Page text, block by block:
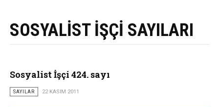
SOSYALİST İŞÇİ SAYILARI
Sosyalist İşçi 424. sayı
SAYILAR 22 KASIM 2011